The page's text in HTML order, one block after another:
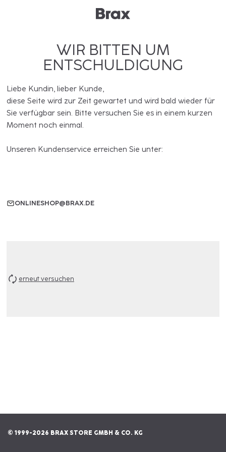
WIR BITTEN UM
ENTSCHULDIGUNG
Liebe Kundin, lieber Kunde,
diese Seite wird zur Zeit gewartet und wird bald wieder für
Sie verfügbar sein. Bitte versuchen Sie es in einem kurzen
Moment noch einmal.
Unseren Kundenservice erreichen Sie unter:
ONLINESHOP@BRAX.DE
erneut versuchen
© 1999-2026 BRAX STORE GMBH & CO. KG